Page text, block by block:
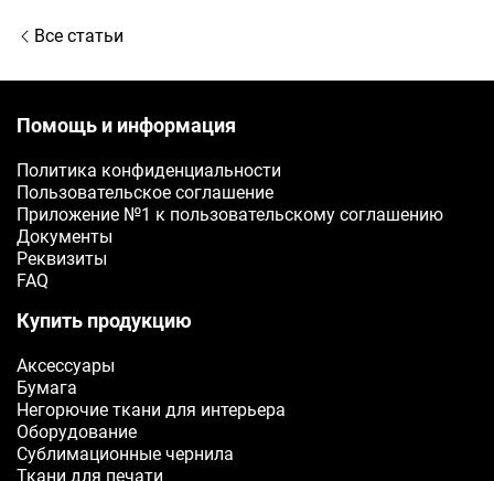
Все статьи
Помощь и информация
Политика конфиденциальности
Пользовательское соглашение
Приложение №1 к пользовательскому соглашению
Документы
Реквизиты
FAQ
Купить продукцию
Аксессуары
Бумага
Негорючие ткани для интерьера
Оборудование
Сублимационные чернила
Ткани для печати